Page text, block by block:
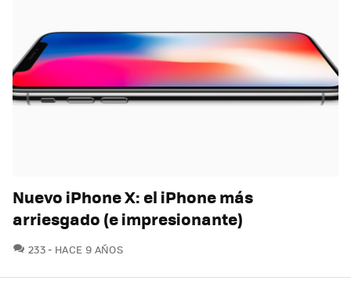
Nuevo iPhone X: el iPhone más
arriesgado (e impresionante)
233COMENTARIOS
HACE 9 AÑOS